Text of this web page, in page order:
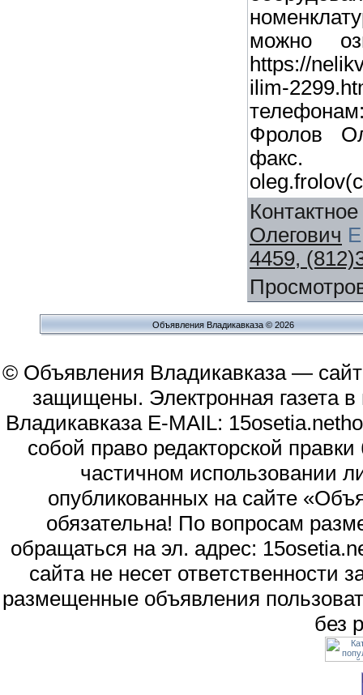
можно
https://
ilim-
Фролов
Олегович E
4459,
Объявления Владикавказа © 2026
© Объявления Владикавказа —
защищены. Электронная газета
Владикавказа E-MAIL:
собой право редакторской
частичном использовании
опубликованных на сайте
обязательна! По вопросам
обращаться на эл. адрес:
сайта не несет
размещенные объявления
без